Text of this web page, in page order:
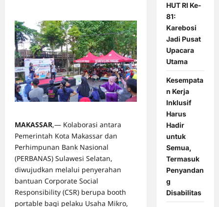
MAKASSAR,— Kolaborasi antara
Pemerintah Kota Makassar dan
Perhimpunan Bank Nasional
(PERBANAS) Sulawesi Selatan,
diwujudkan melalui penyerahan
bantuan Corporate Social
Responsibility (CSR) berupa booth
portable bagi pelaku Usaha Mikro,
HUT RI Ke-
81:
Karebosi
Jadi Pusat
Upacara
Utama
Kesempata
n Kerja
Inklusif
Harus
Hadir
untuk
Semua,
Termasuk
Penyandan
g
Disabilitas